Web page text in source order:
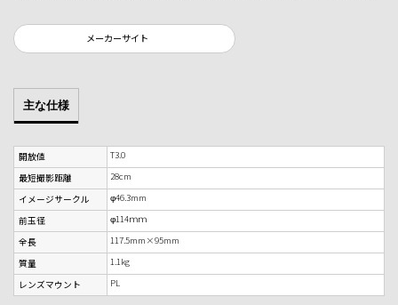
メーカーサイト
主な仕様
開放値
T3.0
最短撮影距離
28cm
イメージサークル
φ46.3mm
前玉径
φ114ｍｍ
全長
117.5mm×95mm
質量
1.1kg
レンズマウント
PL